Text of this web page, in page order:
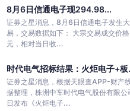
8月6日信通电子现294.98...
证券之星消息，8月6日信通电子发生
易，交易数据如下： 大宗交易成交价
元，相对当日收...
时代电气招标结果：火炬电子+板
证券之星消息，根据天眼查APP-财产
据整理，株洲中车时代电气股份有限
日发布《火炬电子...